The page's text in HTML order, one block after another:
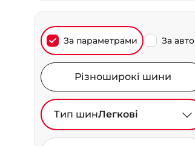
За параметрами За авто
Різноширокі шини
Тип шинЛегкові